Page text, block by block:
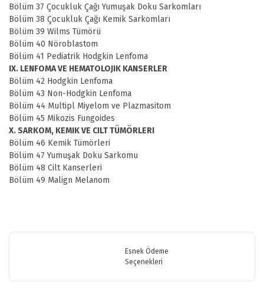
Bölüm 37 Çocukluk Çağı Yumuşak Doku Sarkomları
Bölüm 38 Çocukluk Çağı Kemik Sarkomları
Bölüm 39 Wilms Tümörü
Bölüm 40 Nöroblastom
Bölüm 41 Pediatrik Hodgkin Lenfoma
IX. LENFOMA VE HEMATOLOJIK KANSERLER
Bölüm 42 Hodgkin Lenfoma
Bölüm 43 Non-Hodgkin Lenfoma
Bölüm 44 Multipl Miyelom ve Plazmasitom
Bölüm 45 Mikozis Fungoides
X. SARKOM, KEMIK VE CILT TÜMÖRLERI
Bölüm 46 Kemik Tümörleri
Bölüm 47 Yumuşak Doku Sarkomu
Bölüm 48 Cilt Kanserleri
Bölüm 49 Malign Melanom
Bu ürüne ilk yorumu siz yapın!
Görüş ve önerileriniz için teşekkür ederiz.
Ürün resmi kalitesiz, bozuk veya görüntülenemiyor.
Esnek Ödeme
Seçenekleri